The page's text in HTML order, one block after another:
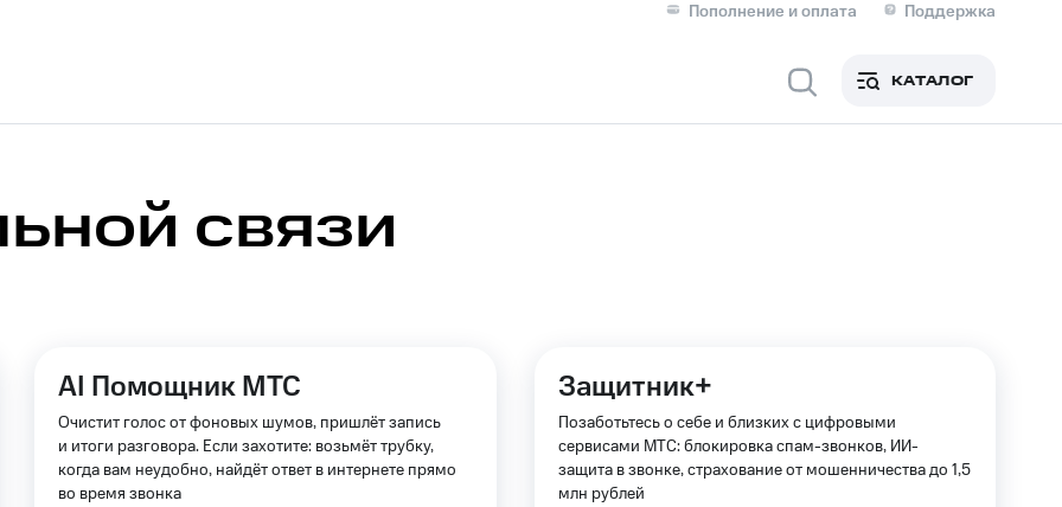
Пополнение и оплата
Поддержка
Личные кабинеты
Мобильная связь
номер Заменить SIM-карту
тарифом
Сервисы и подписки
музыка и многое другое
при оплате с карты МТС Деньги
тарифом
кабинет спутникового ТВ Скачать приложение Мой МТС
КАТАЛОГ
связи
AI Помощник МТС
Очистит голос от фоновых шумов, пришлёт запись
и итоги разговора. Если захотите: возьмёт трубку,
когда вам неудобно, найдёт ответ в интернете прямо
во время звонка
Защитник+
Позаботьтесь о себе и близких с цифровыми
сервисами МТС: блокировка спам-звонков, ИИ-
защита в звонке, страхование от мошенничества до 1,5
млн рублей